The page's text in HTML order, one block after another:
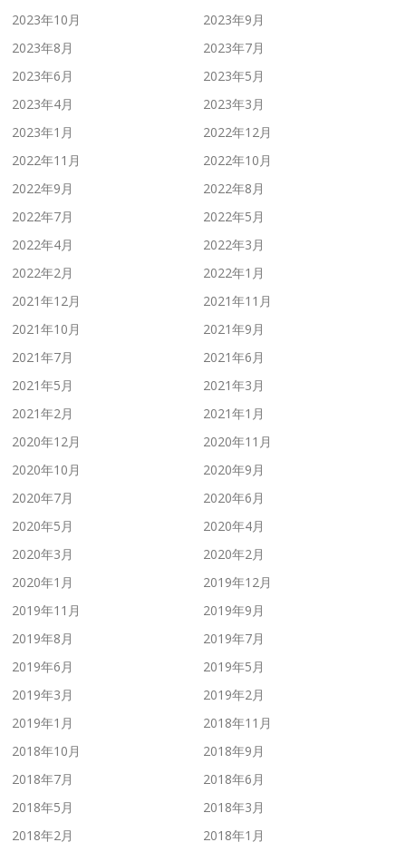
2023年10月
2023年9月
2023年8月
2023年7月
2023年6月
2023年5月
2023年4月
2023年3月
2023年1月
2022年12月
2022年11月
2022年10月
2022年9月
2022年8月
2022年7月
2022年5月
2022年4月
2022年3月
2022年2月
2022年1月
2021年12月
2021年11月
2021年10月
2021年9月
2021年7月
2021年6月
2021年5月
2021年3月
2021年2月
2021年1月
2020年12月
2020年11月
2020年10月
2020年9月
2020年7月
2020年6月
2020年5月
2020年4月
2020年3月
2020年2月
2020年1月
2019年12月
2019年11月
2019年9月
2019年8月
2019年7月
2019年6月
2019年5月
2019年3月
2019年2月
2019年1月
2018年11月
2018年10月
2018年9月
2018年7月
2018年6月
2018年5月
2018年3月
2018年2月
2018年1月